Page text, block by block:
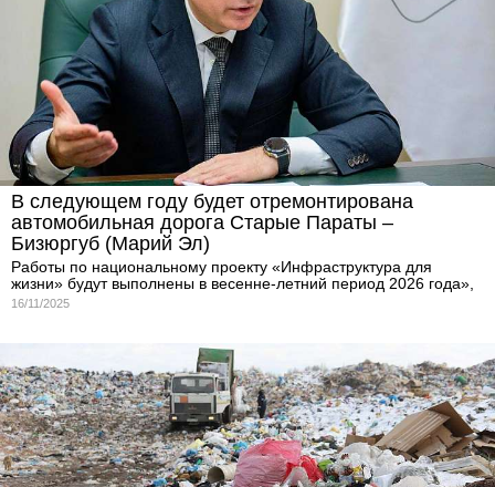
В следующем году будет отремонтирована
автомобильная дорога Старые Параты –
Бизюргуб (Марий Эл)
Работы по национальному проекту «Инфраструктура для
жизни» будут выполнены в весенне-летний период 2026 года»,
16/11/2025